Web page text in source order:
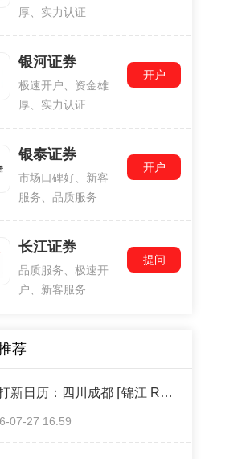
厚、实力认证
银河证券
极速开户、资金雄
厚、实力认证
开户
银泰证券
市场口碑好、新客
服务、品质服务
开户
长江证券
品质服务、极速开
户、新客服务
提问
荐
REITs打新日历：四川成都 ⌈锦江 REIT⌋ 本周四售！（附认购操作指南）
07-27 16:59